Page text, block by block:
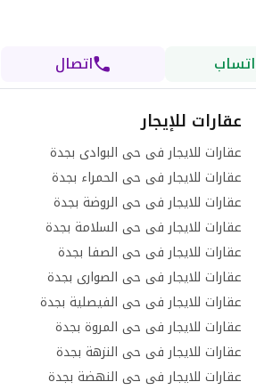
اتصال
عقارات للإيجار
عقارات للايجار فى حى البوادى بجدة
عقارات للايجار فى حى الحمراء بجدة
عقارات للايجار فى حى الروضة بجدة
عقارات للايجار فى حى السلامة بجدة
عقارات للايجار فى حى الصفا بجدة
عقارات للايجار فى حى الصوارى بجدة
عقارات للايجار فى حى الفيصلية بجدة
عقارات للايجار فى حى المروة بجدة
عقارات للايجار فى حى النزهة بجدة
عقارات للايجار فى حى النهضة بجدة